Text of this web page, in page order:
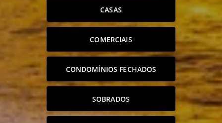
CASAS
COMERCIAIS
CONDOMÍNIOS FECHADOS
SOBRADOS